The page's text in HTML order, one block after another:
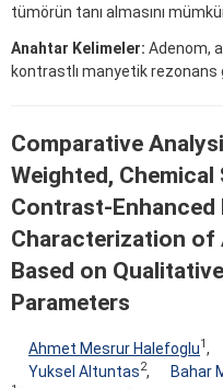
tümörün tanı almasını
Anahtar Kelimeler: Adenom,
kontrastlı manyetik
Comparative
Weighted,
Contrast-Enhanced
Characterization of
Based on
Parameters
Ahmet Mesrur Halefoglu1 ,
Yuksel Altuntas2, Bahar